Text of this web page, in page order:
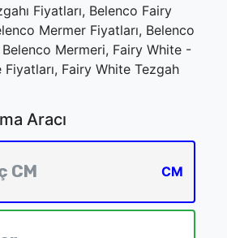
Fiyatları, Belenco Fairy
Mermer Fiyatları, Belenco
Mermeri, Fairy White -
Fairy White Tezgah
Aracı
CM